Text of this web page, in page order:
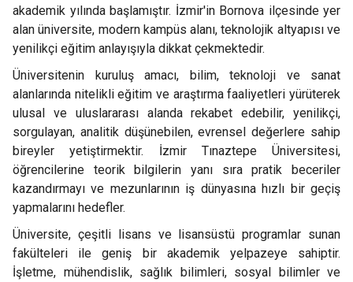
akademik yılında başlamıştır. İzmir'in Bornova ilçesinde yer
alan üniversite, modern kampüs alanı, teknolojik altyapısı ve
yenilikçi eğitim anlayışıyla dikkat çekmektedir.
Üniversitenin kuruluş amacı, bilim, teknoloji ve sanat
alanlarında nitelikli eğitim ve araştırma faaliyetleri yürüterek
ulusal ve uluslararası alanda rekabet edebilir, yenilikçi,
sorgulayan, analitik düşünebilen, evrensel değerlere sahip
bireyler yetiştirmektir. İzmir Tınaztepe Üniversitesi,
öğrencilerine teorik bilgilerin yanı sıra pratik beceriler
kazandırmayı ve mezunlarının iş dünyasına hızlı bir geçiş
yapmalarını hedefler.
Üniversite, çeşitli lisans ve lisansüstü programlar sunan
fakülteleri ile geniş bir akademik yelpazeye sahiptir.
İşletme, mühendislik, sağlık bilimleri, sosyal bilimler ve